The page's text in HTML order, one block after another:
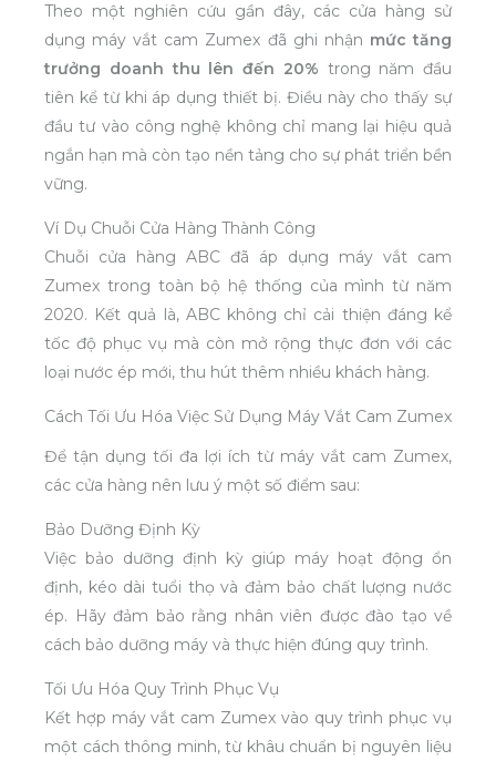
Theo một nghiên cứu gần đây, các cửa hàng sử
dụng máy vắt cam Zumex đã ghi nhận mức tăng
trưởng doanh thu lên đến 20% trong năm đầu
tiên kể từ khi áp dụng thiết bị. Điều này cho thấy sự
đầu tư vào công nghệ không chỉ mang lại hiệu quả
ngắn hạn mà còn tạo nền tảng cho sự phát triển bền
vững.
Ví Dụ Chuỗi Cửa Hàng Thành Công
Chuỗi cửa hàng ABC đã áp dụng máy vắt cam
Zumex trong toàn bộ hệ thống của mình từ năm
2020. Kết quả là, ABC không chỉ cải thiện đáng kể
tốc độ phục vụ mà còn mở rộng thực đơn với các
loại nước ép mới, thu hút thêm nhiều khách hàng.
Cách Tối Ưu Hóa Việc Sử Dụng Máy Vắt Cam Zumex
Để tận dụng tối đa lợi ích từ máy vắt cam Zumex,
các cửa hàng nên lưu ý một số điểm sau:
Bảo Dưỡng Định Kỳ
Việc bảo dưỡng định kỳ giúp máy hoạt động ổn
định, kéo dài tuổi thọ và đảm bảo chất lượng nước
ép. Hãy đảm bảo rằng nhân viên được đào tạo về
cách bảo dưỡng máy và thực hiện đúng quy trình.
Tối Ưu Hóa Quy Trình Phục Vụ
Kết hợp máy vắt cam Zumex vào quy trình phục vụ
một cách thông minh, từ khâu chuẩn bị nguyên liệu